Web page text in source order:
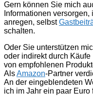
Gern können Sie mich
Informationen
anregen, selbst
schalten.
Oder Sie unterstützen
oder indirekt durch Käufe
von empfohlenen
AlsAmazon-Partner
An der eingeblendeten
ich im Jahr ein paar Euro